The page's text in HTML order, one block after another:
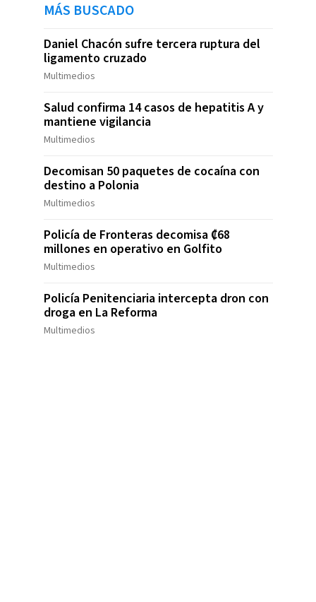
MÁS BUSCADO
Daniel Chacón sufre tercera ruptura del
ligamento cruzado
Multimedios
Salud confirma 14 casos de hepatitis A y
mantiene vigilancia
Multimedios
Decomisan 50 paquetes de cocaína con
destino a Polonia
Multimedios
Policía de Fronteras decomisa ₡68
millones en operativo en Golfito
Multimedios
Policía Penitenciaria intercepta dron con
droga en La Reforma
Multimedios